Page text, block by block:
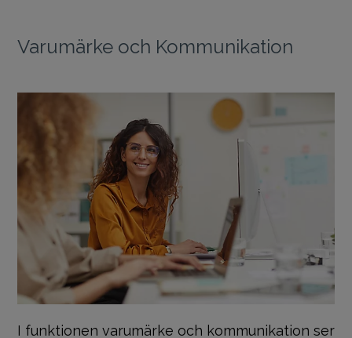
Varumärke och Kommunikation
I funktionen varumärke och kommunikation ser